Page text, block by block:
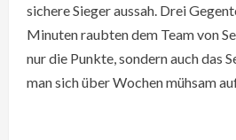
sichere Sieger aussah. Drei
Minuten raubten dem Team von
nur die Punkte, sondern auch das
man sich über Wochen mühsam